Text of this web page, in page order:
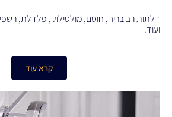
דלתות רב בריח, חוסם, מולטילוק, פלדלת,
ועוד.
קרא עוד